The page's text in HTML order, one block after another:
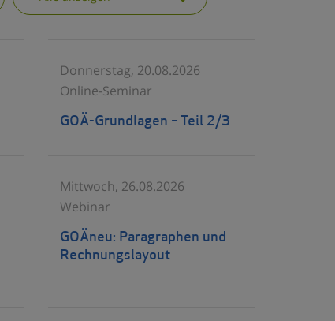
Donnerstag, 20.08.2026
Online-Seminar
GOÄ-Grundlagen – Teil 2/3
Mittwoch, 26.08.2026
Webinar
GOÄneu: Paragraphen und
Rechnungslayout